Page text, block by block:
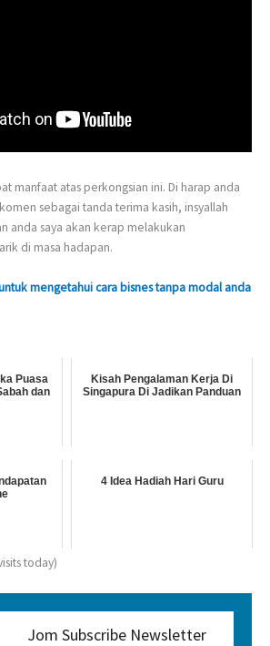
manfaat atas perkongsian ini. Di harap anda
sebagai tanda terima kasih, insyallah
anda saya akan kerap melakukan
di masa hadapan.
mengetahui cara bisnes tanpa modal anda
Puasa
dan
Kisah Pengalaman Kerja Di
Singapura Di Jadikan Panduan
4 Idea Hadiah Hari Guru
today)
Jom Subscribe Newsletter